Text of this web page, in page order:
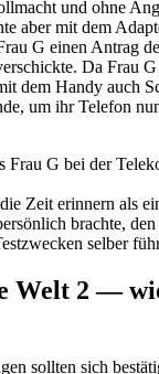
und ohne
aber mit dem
G einen Antrag
Da Frau
dem Handy auch
um ihr Telefon
Frau G bei der
Zeit erinnern als
brachte,
selber
Welt 2 —
sollten sich